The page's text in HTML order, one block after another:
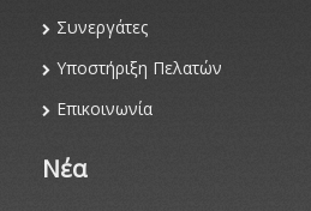
Συνεργάτες
Υποστήριξη Πελατών
Επικοινωνία
Νέα